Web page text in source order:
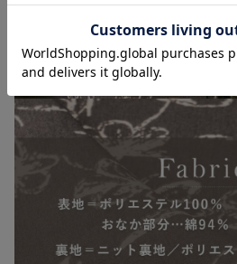
ニティ・産後【出
産後も長く使え
¥4,490 (税込)
お気に入り商品を